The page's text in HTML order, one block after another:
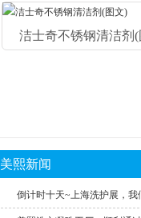
洁士奇不锈钢清洁剂(
美熙新闻
倒计时十天~上海洗护展，我